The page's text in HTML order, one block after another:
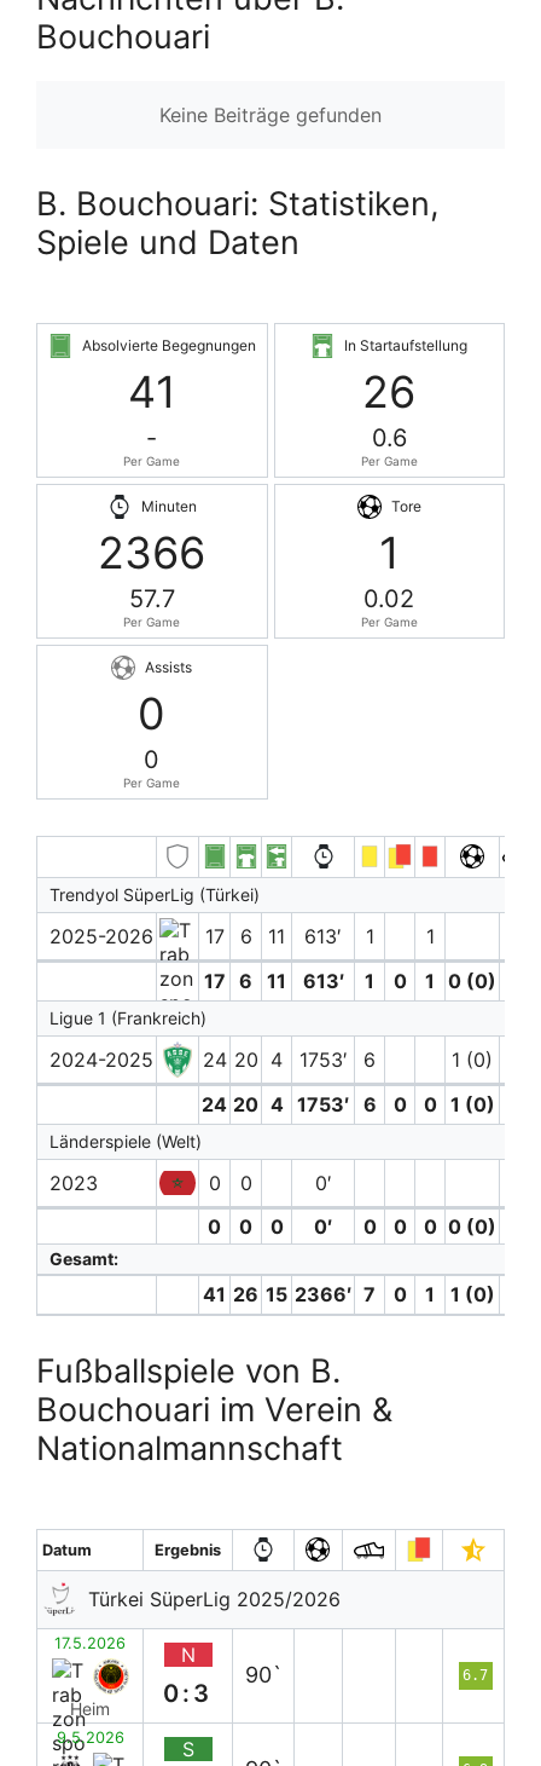
Bouchouari
Keine Beiträge gefunden
B. Bouchouari: Statistiken,
Spiele und Daten
Absolvierte Begegnungen
41
-
Per Game
In Startaufstellung
26
0.6
Per Game
Minuten
2366
57.7
Per Game
Tore
1
0.02
Per Game
Assists
0
0
Per Game
Trendyol SüperLig (Türkei)
2025-2026 17 6 11 613′ 1
1
17 6 11 613′ 1 0 1 0 (0)
Ligue 1 (Frankreich)
2024-2025 24 20 4 1753′ 6
1 (0)
24 20 4 1753′ 6 0 0 1 (0)
Länderspiele (Welt)
2023 0 0
0′
0
0 0 0′ 0 0 0 0 (0)
Gesamt:
41 26 15 2366′ 7 0 1 1 (0)
Fußballspiele von B.
Bouchouari im Verein &
Nationalmannschaft
Datum Ergebnis
Türkei SüperLig 2025/2026
17.5.2026
Heim
N
0:3
90` 6.7
9.5.2026 S